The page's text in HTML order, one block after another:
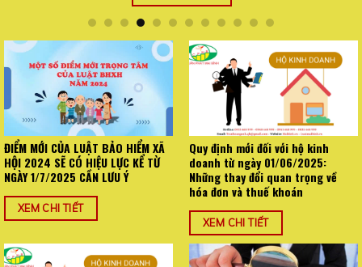
ĐIỂM MỚI CỦA LUẬT BẢO HIỂM XÃ
HỘI 2024 SẼ CÓ HIỆU LỰC KỂ TỪ
NGÀY 1/7/2025 CẦN LƯU Ý
XEM CHI TIẾT
Quy định mới đối với hộ kinh
doanh từ ngày 01/06/2025:
Những thay đổi quan trọng về
hóa đơn và thuế khoán
XEM CHI TIẾT